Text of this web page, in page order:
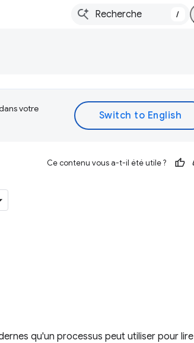
/
votre
Ce contenu vous a-t-il été utile ?
qu'un processus peut utiliser pour lire